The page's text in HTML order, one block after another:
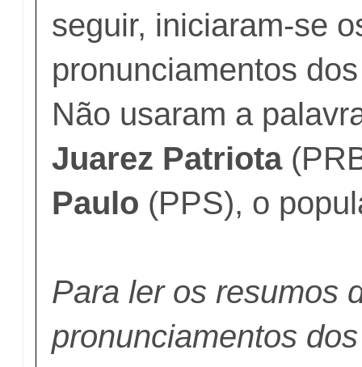
seguir, iniciaram-se
pronunciamentos
Não usaram a
Juarez Patriota
Paulo (PPS), o
Para ler os resumos
pronunciamentos